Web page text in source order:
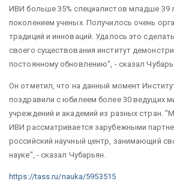
ИВИ больше 35% специалистов младше 39
поколением ученых. Получилось очень
традиций и инноваций. Удалось это
своего существования институт
постоянному обновлению", - сказал
Он отметил, что на данный момент
поздравили с юбилеем более 30 ведущих
учреждений и академий из разных стран.
ИВИ рассматривается зарубежными
российский научный центр, занимающий
науке", - сказал Чубарьян.
https://tass.ru/nauka/5953515